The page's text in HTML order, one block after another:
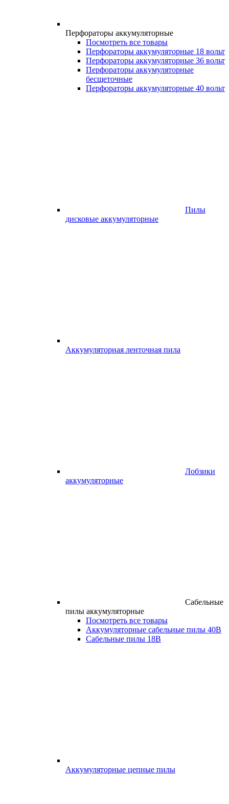
Перфораторы аккумуляторные
Посмотреть все товары
Перфораторы аккумуляторные 18 вольт
Перфораторы аккумуляторные 36 вольт
Перфораторы аккумуляторные
бесщеточные
Перфораторы аккумуляторные 40 вольт
Пилы
дисковые аккумуляторные
Аккумуляторная ленточная пила
Лобзики
аккумуляторные
Сабельные
пилы аккумуляторные
Посмотреть все товары
Аккумуляторные сабельные пилы 40В
Сабельные пилы 18В
Аккумуляторные цепные пилы